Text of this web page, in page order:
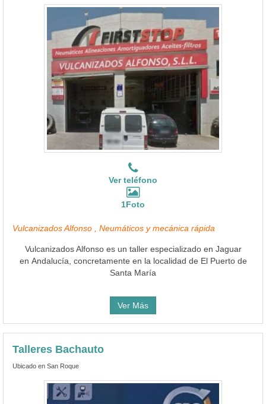
Ver teléfono
1Foto
Vulcanizados Alfonso , Neumáticos y mecánica rápida
Vulcanizados Alfonso es un taller especializado en Jaguar
en Andalucía, concretamente en la localidad de El Puerto de
Santa María
Ver Más
Talleres Bachauto
Ubicado en San Roque